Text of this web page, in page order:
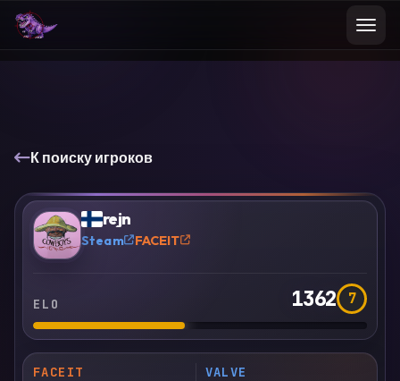
К поиску игроков
? rejn
Steam FACEIT
ELO 1362 7
FACEIT
VALVE